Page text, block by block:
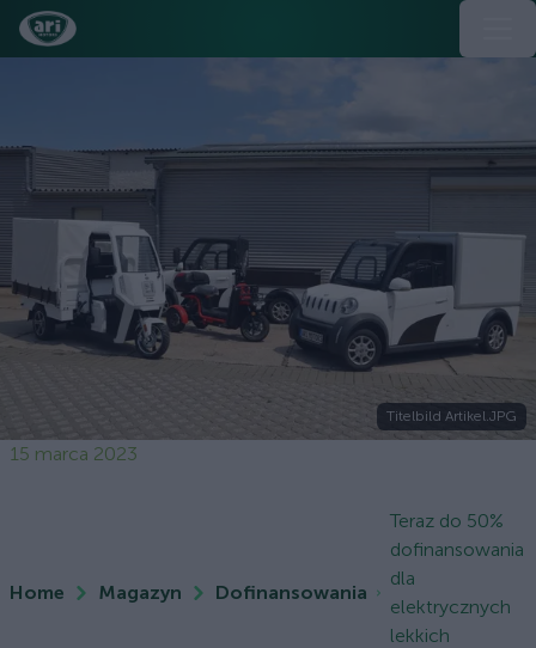
Titelbild Artikel.JPG
15 marca 2023
Home Magazyn Dofinansowania
Teraz do 50%
dofinansowania
dla
elektrycznych
lekkich